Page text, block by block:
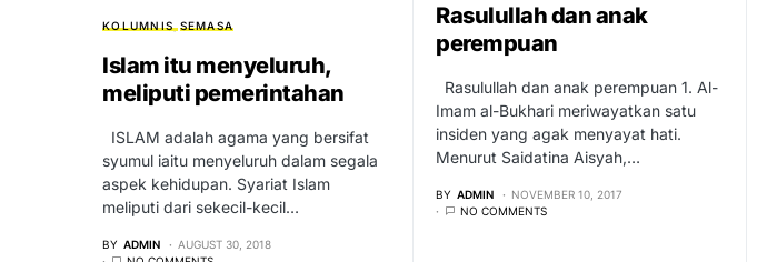
KOLUMNIS SEMASA
Islam itu menyeluruh,
meliputi pemerintahan
ISLAM adalah agama yang bersifat
syumul iaitu menyeluruh dalam segala
aspek kehidupan. Syariat Islam
meliputi dari sekecil-kecil…
BY ADMIN
AUGUST 30, 2018
Rasulullah dan anak
perempuan
Rasulullah dan anak perempuan 1. Al-
Imam al-Bukhari meriwayatkan satu
insiden yang agak menyayat hati.
Menurut Saidatina Aisyah,…
BY ADMIN
NOVEMBER 10, 2017
NO COMMENTS